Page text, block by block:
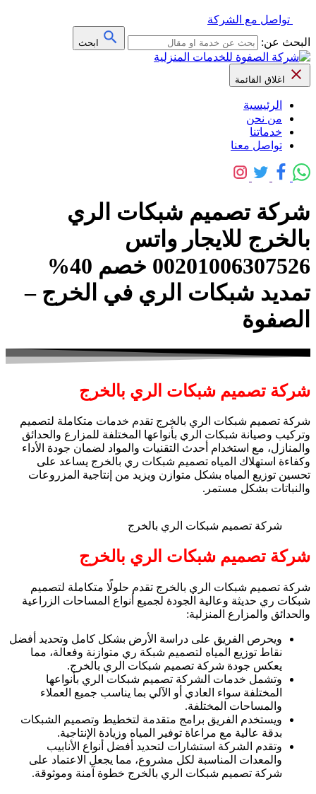
تواصل مع الشركة
البحث عن:
ابحث
اغلاق القائمة
الرئيسية
من نحن
خدماتنا
تواصل معنا
شركة تصميم شبكات الري
بالخرج للايجار واتس
00201006307526 خصم 40%
تمديد شبكات الري في الخرج –
الصفوة
شركة تصميم شبكات الري بالخرج
شركة تصميم شبكات الري بالخرج تقدم خدمات متكاملة لتصميم
وتركيب وصيانة شبكات الري بأنواعها المختلفة للمزارع والحدائق
والمنازل، مع استخدام أحدث التقنيات والمواد لضمان جودة الأداء
وكفاءة استهلاك المياه تصميم شبكات ري بالخرج يساعد على
تحسين توزيع المياه بشكل متوازن ويزيد من إنتاجية المزروعات
والنباتات بشكل مستمر.
شركة تصميم شبكات الري بالخرج
شركة تصميم شبكات الري بالخرج
شركة تصميم شبكات الري بالخرج تقدم حلولًا متكاملة لتصميم
شبكات ري حديثة وعالية الجودة لجميع أنواع المساحات الزراعية
والحدائق والمزارع المنزلية:
ويحرص الفريق على دراسة الأرض بشكل كامل وتحديد أفضل
نقاط توزيع المياه لتصميم شبكة ري متوازنة وفعالة، مما
يعكس جودة شركة تصميم شبكات الري بالخرج.
وتشمل خدمات الشركة تصميم شبكات الري بأنواعها
المختلفة سواء العادي أو الآلي بما يناسب جميع العملاء
والمساحات المختلفة.
ويستخدم الفريق برامج متقدمة لتخطيط وتصميم الشبكات
بدقة عالية مع مراعاة توفير المياه وزيادة الإنتاجية.
وتقدم الشركة استشارات لتحديد أفضل أنواع الأنابيب
والمعدات المناسبة لكل مشروع، مما يجعل الاعتماد على
شركة تصميم شبكات الري بالخرج خطوة آمنة وموثوقة.